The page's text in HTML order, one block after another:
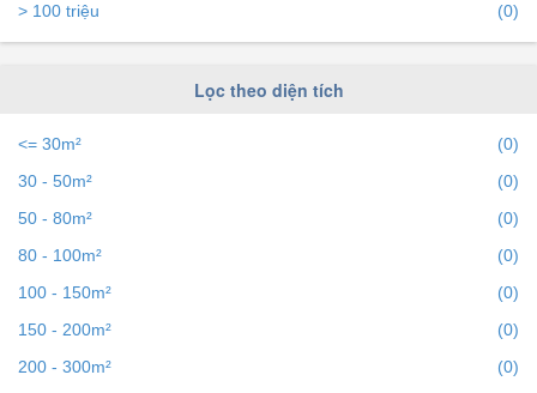
> 100 triệu
(0)
Lọc theo diện tích
<= 30m²
(0)
30 - 50m²
(0)
50 - 80m²
(0)
80 - 100m²
(0)
100 - 150m²
(0)
150 - 200m²
(0)
200 - 300m²
(0)